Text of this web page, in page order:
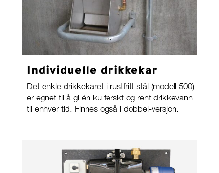
Individuelle drikkekar
Det enkle drikkekaret i rustfritt stål (modell 500)
er egnet til å gi én ku ferskt og rent drikkevann
til enhver tid. Finnes også i dobbel-versjon.